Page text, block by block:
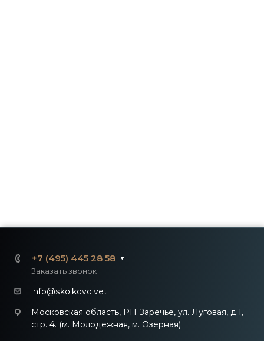
+7 (495) 445 28 58
Заказать звонок
info@skolkovo.vet
Московская область, РП Заречье, ул. Луговая, д.1,
стр. 4. (м. Молодежная, м. Озерная)